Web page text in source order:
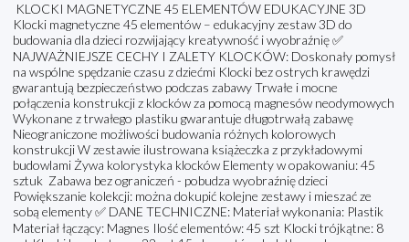
KLOCKI MAGNETYCZNE 45 ELEMENTÓW EDUKACYJNE 3D
Klocki magnetyczne 45 elementów – edukacyjny zestaw 3D do
budowania dla dzieci rozwijający kreatywność i wyobraźnię ✅
NAJWAŻNIEJSZE CECHY I ZALETY KLOCKÓW: Doskonały pomysł
na wspólne spędzanie czasu z dziećmi Klocki bez ostrych krawędzi
gwarantują bezpieczeństwo podczas zabawy Trwałe i mocne
połączenia konstrukcji z klocków za pomocą magnesów neodymowych
Wykonane z trwałego plastiku gwarantuje długotrwałą zabawę
Nieograniczone możliwości budowania różnych kolorowych
konstrukcji W zestawie ilustrowana książeczka z przykładowymi
budowlami Żywa kolorystyka klocków Elementy w opakowaniu: 45
sztuk Zabawa bez ograniczeń - pobudza wyobraźnię dzieci
Powiększanie kolekcji: można dokupić kolejne zestawy i mieszać ze
sobą elementy ✅ DANE TECHNICZNE: Materiał wykonania: Plastik
Materiał łączący: Magnes Ilość elementów: 45 szt Klocki trójkątne: 8